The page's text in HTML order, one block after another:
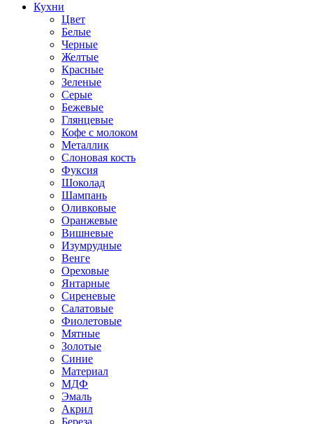
Кухни
Цвет
Белые
Черные
Желтые
Красные
Зеленые
Серые
Бежевые
Глянцевые
Кофе с молоком
Металлик
Слоновая кость
Фуксия
Шоколад
Шампань
Оливковые
Оранжевые
Вишневые
Изумрудные
Венге
Ореховые
Янтарные
Сиреневые
Салатовые
Фиолетовые
Мятные
Золотые
Синие
Материал
МДФ
Эмаль
Акрил
Береза